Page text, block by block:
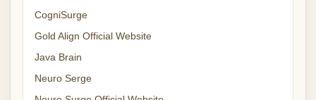
CogniSurge
Gold Align Official Website
Java Brain
Neuro Serge